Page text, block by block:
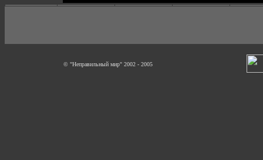
© "Неправильный мир" 2002 - 2005